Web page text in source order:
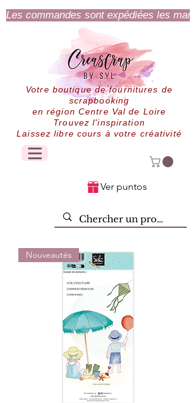
Les commandes sont expédiées les
Votre boutique de fournitures de
scrapbooking
en région Centre Val de Loire
Trouvez l'inspiration
Laissez libre cours à votre créativité
Ver puntos
Nouveautés